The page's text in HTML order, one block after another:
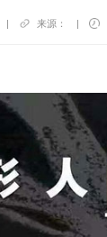
| 来源： |